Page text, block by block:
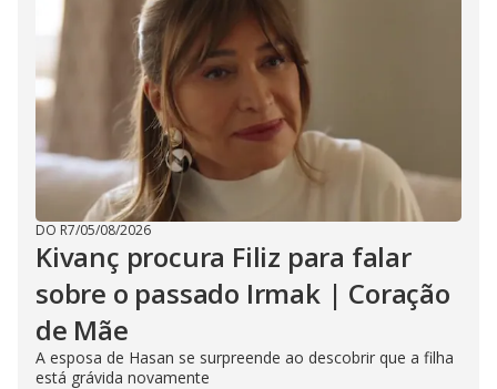
DO R7/05/08/2026
Kivanç procura Filiz para falar
sobre o passado Irmak | Coração
de Mãe
A esposa de Hasan se surpreende ao descobrir que a filha
está grávida novamente